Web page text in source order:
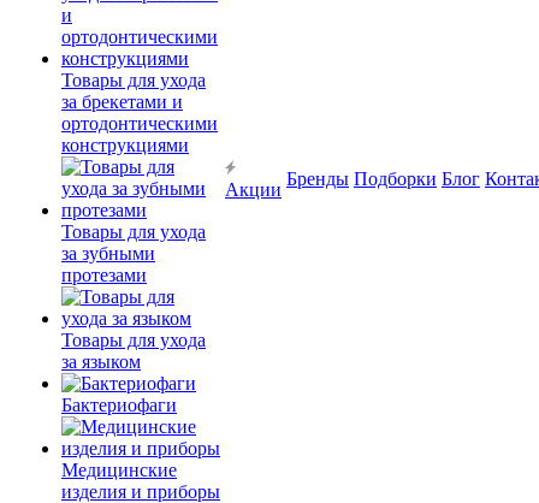
Товары для ухода
за брекетами и
ортодонтическими
конструкциями
Товары для ухода
за зубными
протезами
Товары для ухода
за языком
Бактериофаги
Медицинские
изделия и приборы
Акции
Бренды Подборки Блог